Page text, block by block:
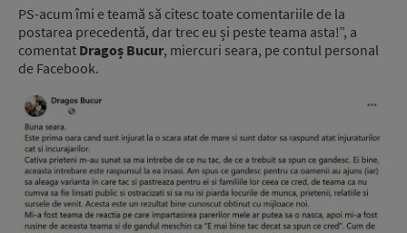
PS-acum îmi e teamă să citesc toate comentariile de la
postarea precedentă, dar trec eu și peste teama asta!”, a
comentat Dragoș Bucur, miercuri seara, pe contul personal
de Facebook.